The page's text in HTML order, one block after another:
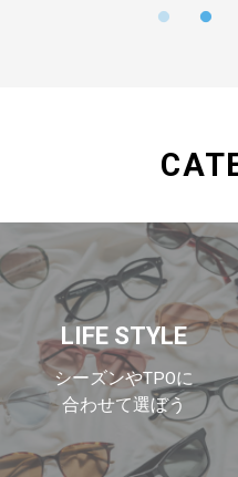
LIFE STYLE
シーズンやTPOに
合わせて選ぼう